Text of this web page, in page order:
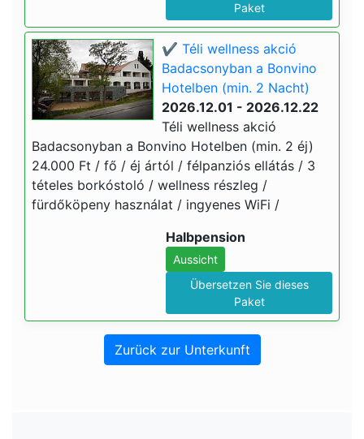
Paket
✔️ Téli wellness akció
Badacsonyban a Bonvino
Hotelben (min. 2 Nacht)
2026.12.01 - 2026.12.22
Téli wellness akció
Badacsonyban a Bonvino Hotelben (min. 2 éj)
24.000 Ft / fő / éj ártól / félpanziós ellátás / 3
tételes borkóstoló / wellness részleg /
fürdőköpeny használat / ingyenes WiFi /
Halbpension
Aussicht
Übersetzen Sie dieses
Paket
Zurück zur Unterkunft